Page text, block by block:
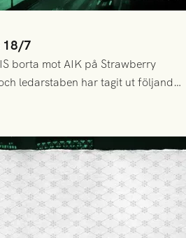
18/7
borta mot AIK på Strawberry
ledarstaben har tagit ut följande